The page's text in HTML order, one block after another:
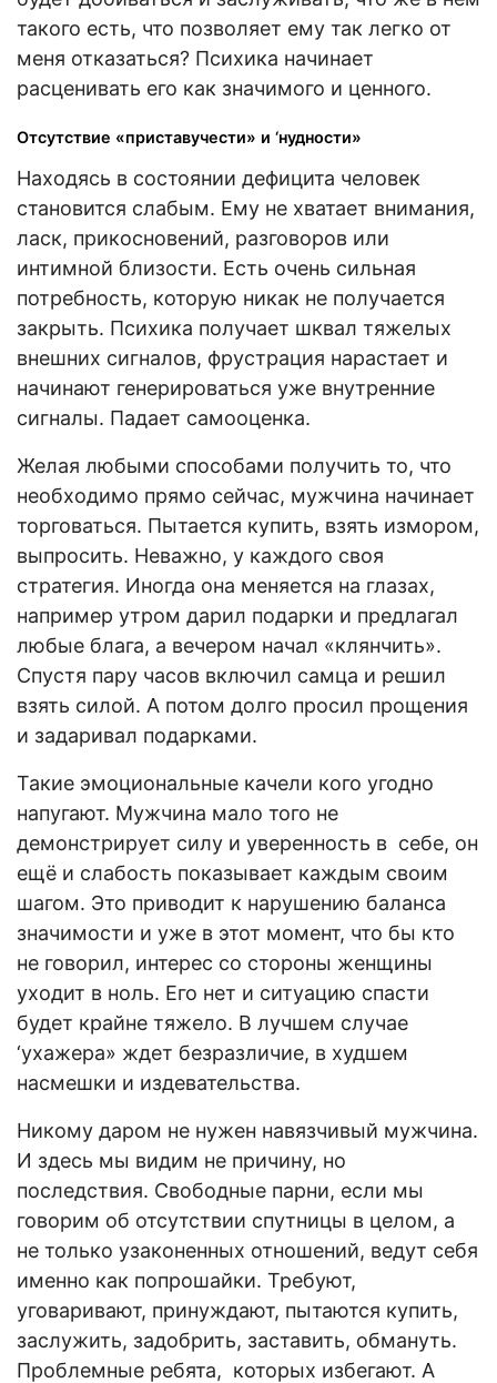
такого есть, что позволяет ему так легко от
меня отказаться? Психика начинает
расценивать его как значимого и ценного.
Отсутствие «приставучести» и ‘нудности»
Находясь в состоянии дефицита человек
становится слабым. Ему не хватает внимания,
ласк, прикосновений, разговоров или
интимной близости. Есть очень сильная
потребность, которую никак не получается
закрыть. Психика получает шквал тяжелых
внешних сигналов, фрустрация нарастает и
начинают генерироваться уже внутренние
сигналы. Падает самооценка.
Желая любыми способами получить то, что
необходимо прямо сейчас, мужчина начинает
торговаться. Пытается купить, взять измором,
выпросить. Неважно, у каждого своя
стратегия. Иногда она меняется на глазах,
например утром дарил подарки и предлагал
любые блага, а вечером начал «клянчить».
Спустя пару часов включил самца и решил
взять силой. А потом долго просил прощения
и задаривал подарками.
Такие эмоциональные качели кого угодно
напугают. Мужчина мало того не
демонстрирует силу и уверенность в себе, он
ещё и слабость показывает каждым своим
шагом. Это приводит к нарушению баланса
значимости и уже в этот момент, что бы кто
не говорил, интерес со стороны женщины
уходит в ноль. Его нет и ситуацию спасти
будет крайне тяжело. В лучшем случае
‘ухажера» ждет безразличие, в худшем
насмешки и издевательства.
Никому даром не нужен навязчивый мужчина.
И здесь мы видим не причину, но
последствия. Свободные парни, если мы
говорим об отсутствии спутницы в целом, а
не только узаконенных отношений, ведут себя
именно как попрошайки. Требуют,
уговаривают, принуждают, пытаются купить,
заслужить, задобрить, заставить, обмануть.
Проблемные ребята, которых избегают. А